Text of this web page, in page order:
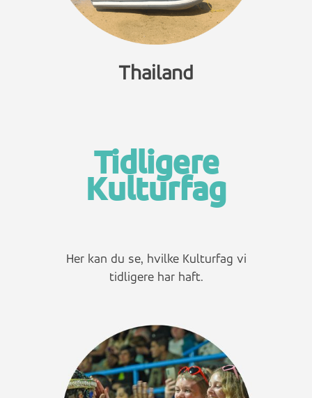
Thailand
Tidligere
Kulturfag
Her kan du se, hvilke Kulturfag vi
tidligere har haft.